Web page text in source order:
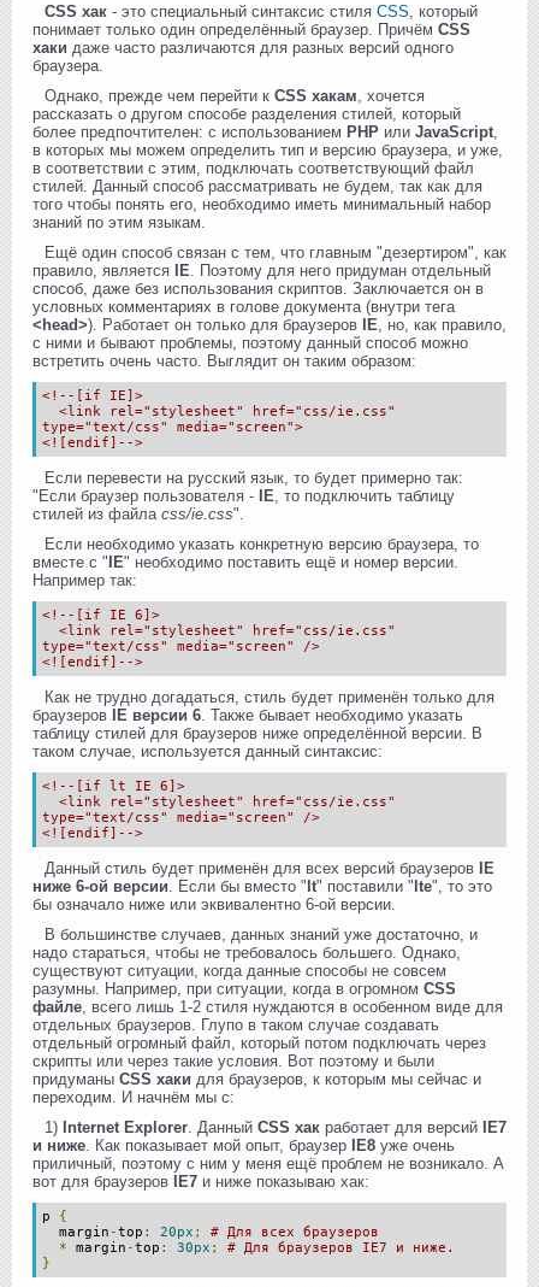
CSS хак - это специальный синтаксис стиля CSS , который
понимает только один определённый браузер. Причём CSS
хаки даже часто различаются для разных версий одного
браузера.
Однако, прежде чем перейти к CSS хакам , хочется
рассказать о другом способе разделения стилей, который
более предпочтителен: с использованием PHP или JavaScript
в которых мы можем определить тип и версию браузера, и уже,
в соответствии с этим, подключать соответствующий файл
стилей. Данный способ рассматривать не будем, так как для
того чтобы понять его, необходимо иметь минимальный набор
знаний по этим языкам.
Ещё один способ связан с тем, что главным "дезертиром", как
правило, является IE . Поэтому для него придуман отдельный
способ, даже без использования скриптов. Заключается он в
условных комментариях в голове документа (внутри тега
<head>). Работает он только для браузеров IE , но, как правило,
с ними и бывают проблемы, поэтому данный способ можно
встретить очень часто. Выглядит он таким образом:
<!--[if IE]>
<link rel="stylesheet" href="css/ie.css"
type="text/css" media="screen">
<![endif]-->
Если перевести на русский язык, то будет примерно так:
"Если браузер пользователя - IE , то подключить таблицу
стилей из файла css/ie.css".
Если необходимо указать конкретную версию браузера, то
вместе с "IE" необходимо поставить ещё и номер версии.
Например так:
<!--[if IE 6]>
<link rel="stylesheet" href="css/ie.css"
type="text/css" media="screen" />
<![endif]-->
Как не трудно догадаться, стиль будет применён только для
браузеров IE версии 6 . Также бывает необходимо указать
таблицу стилей для браузеров ниже определённой версии. В
таком случае, используется данный синтаксис:
<!--[if lt IE 6]>
<link rel="stylesheet" href="css/ie.css"
type="text/css" media="screen" />
<![endif]-->
Данный стиль будет применён для всех версий браузеров IE
ниже 6-ой версии . Если бы вместо "lt" поставили "lte", то это
бы означало ниже или эквивалентно 6-ой версии.
В большинстве случаев, данных знаний уже достаточно, и
надо стараться, чтобы не требовалось большего. Однако,
существуют ситуации, когда данные способы не совсем
разумны. Например, при ситуации, когда в огромном CSS
файле , всего лишь 1-2 стиля нуждаются в особенном виде для
отдельных браузеров. Глупо в таком случае создавать
отдельный огромный файл, который потом подключать через
скрипты или через такие условия. Вот поэтому и были
придуманы CSS хаки для браузеров, к которым мы сейчас и
переходим. И начнём мы с:
1) Internet Explorer . Данный CSS хак работает для версий IE7
и ниже . Как показывает мой опыт, браузер IE8 уже очень
приличный, поэтому с ним у меня ещё проблем не возникало. А
вот для браузеров IE7 и ниже показываю хак:
p {
margin -top : 20px ;
# Для всех браузеров
* margin -top : 30px ;
# Для браузеров IE7 и ниже.
}